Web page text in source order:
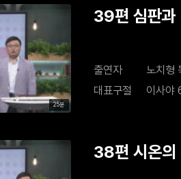
25분
39편 심판과
출연자
노치형
대표구절
이사야
38편 시온